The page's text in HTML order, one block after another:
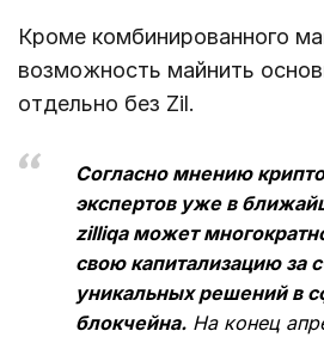
Кроме комбинированного
возможность майнить
отдельно без Zil.
Согласно мнению крипто
экспертов уже в
zilliqa может
свою капитализацию за
уникальных решений в
блокчейна. На конец